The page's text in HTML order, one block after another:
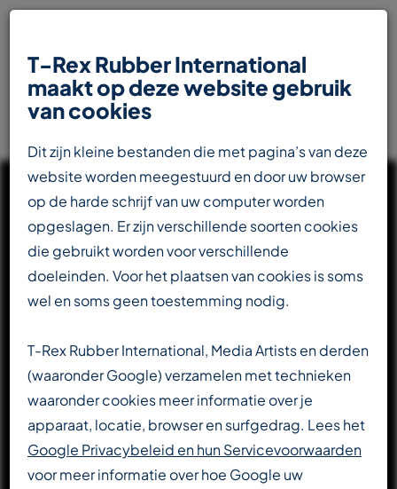
UW INTERNATIONALE
PARTNER IN DE
Totaalleverancier voor de transportbandenindustrie
DOWNLOAD CATALOGUS
T-Rex Rubber International
maakt op deze website gebruik
van cookies
Dit zijn kleine bestanden die met pagina’s van deze
website worden meegestuurd en door uw browser
op de harde schrijf van uw computer worden
opgeslagen. Er zijn verschillende soorten cookies
die gebruikt worden voor verschillende
doeleinden. Voor het plaatsen van cookies is soms
wel en soms geen toestemming nodig.
T-Rex Rubber International, Media Artists en derden
(waaronder Google) verzamelen met technieken
waaronder cookies meer informatie over je
apparaat, locatie, browser en surfgedrag. Lees het
Google Privacybeleid en hun Servicevoorwaarden
voor meer informatie over hoe Google uw